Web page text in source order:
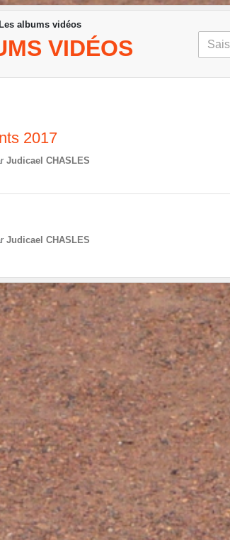
Les albums vidéos
VIDÉOS
2017
Judicael CHASLES
Judicael CHASLES